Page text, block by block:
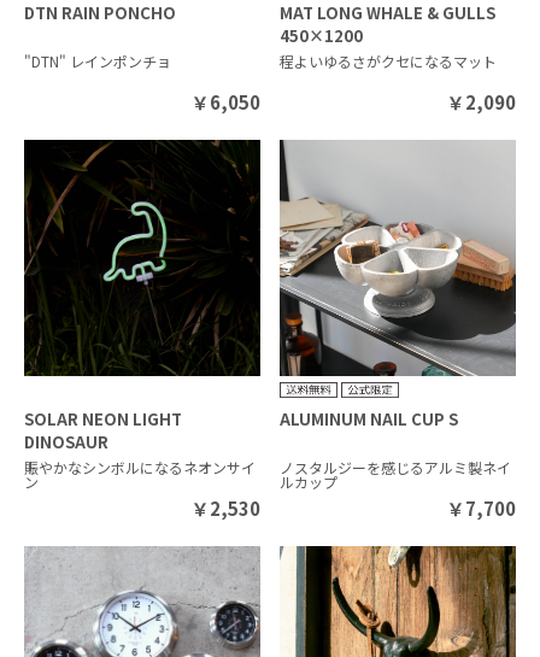
DTN RAIN PONCHO
"DTN" レインポンチョ
￥6,050
MAT LONG WHALE & GULLS
450×1200
程よいゆるさがクセになるマット
￥2,090
SOLAR NEON LIGHT
DINOSAUR
賑やかなシンボルになるネオンサイ
ン
￥2,530
ALUMINUM NAIL CUP S
ノスタルジーを感じるアルミ製ネイ
ルカップ
￥7,700